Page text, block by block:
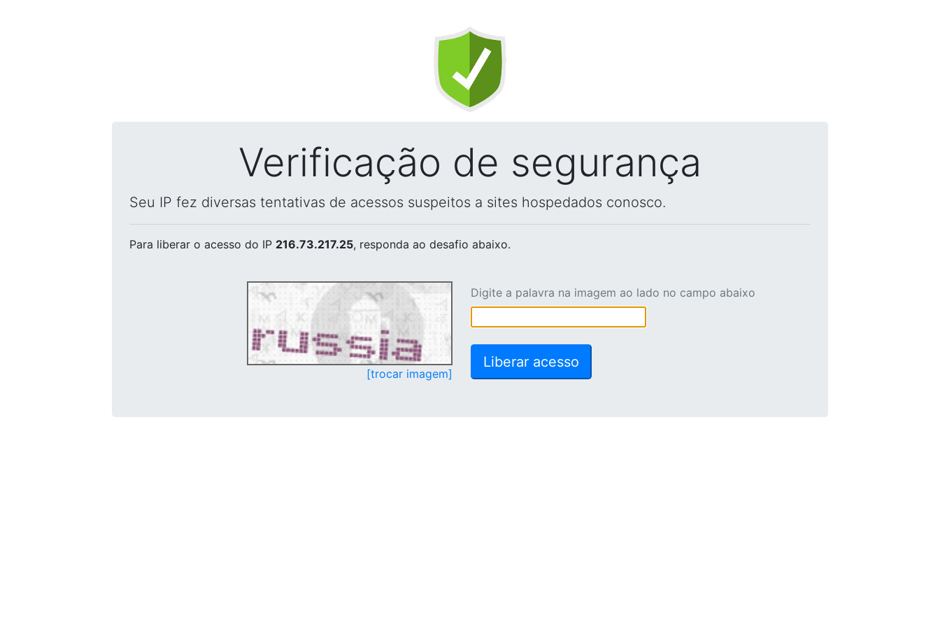
Verificação de segurança
Seu IP fez diversas tentativas de acessos suspeitos a sites hospedados conosco.
Para liberar o acesso do IP 216.73.217.25, responda ao desafio abaixo.
[trocar imagem]
Digite a palavra na imagem ao lado no campo abaixo